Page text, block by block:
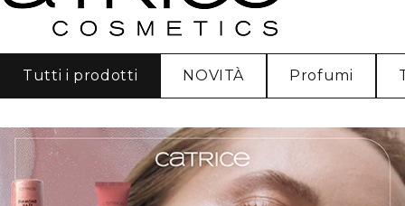
Tutti i prodotti NOVITÀ Profumi